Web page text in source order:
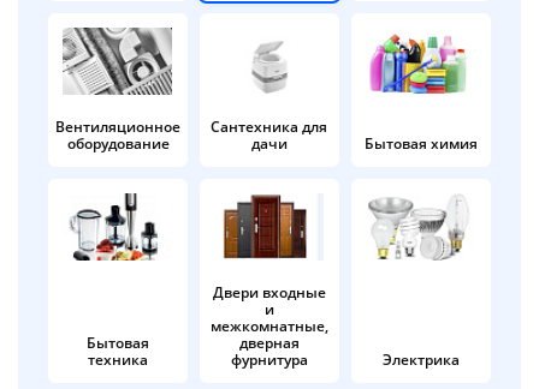
Вентиляционное
оборудование
Сантехника для
дачи
Бытовая химия
Бытовая
техника
Двери входные
и
межкомнатные,
дверная
фурнитура
Электрика
по25%каждые 2 недели
Подробнее
об оплате Плайтом
раз в 2
Остались вопросы?
8 800 302-02-51
plait.ru